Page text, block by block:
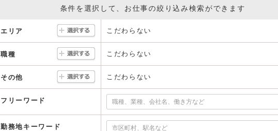
条件を選択して、お仕事の絞り込み検索ができます
エリア こだわらない
職種 こだわらない
その他 こだわらない
フリーワード
勤務地キーワード